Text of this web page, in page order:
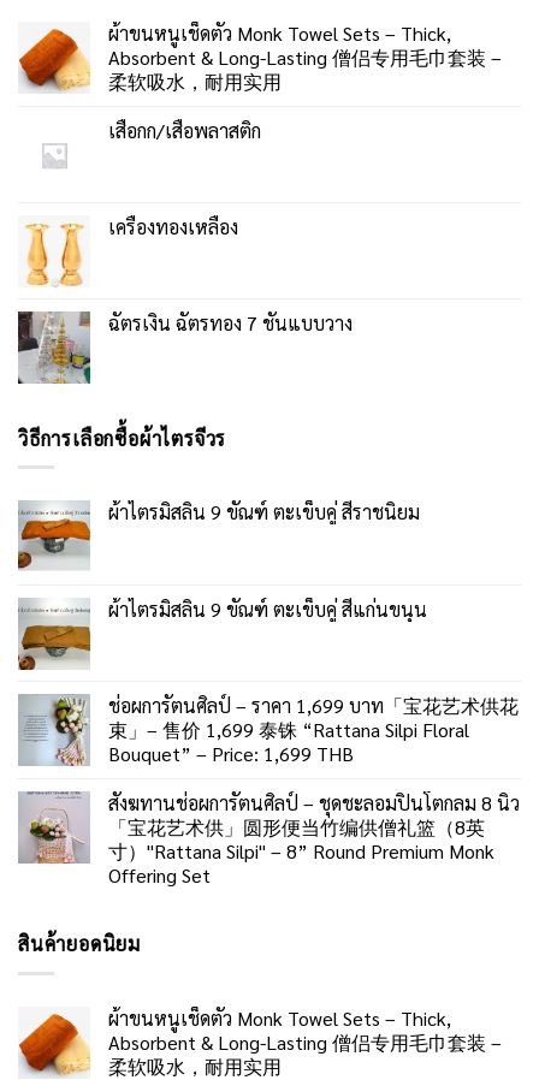
ผ้าขนหนูเช็ดตัว Monk Towel Sets – Thick,
Absorbent & Long-Lasting 僧侣专用毛巾套装 –
柔软吸水，耐用实用
เสื่อกก/เสื่อพลาสติก
เครื่องทองเหลือง
ฉัตรเงิน ฉัตรทอง 7 ชั้นแบบวาง
วิธีการเลือกซื้อผ้าไตรจีวร
ผ้าไตรมิสลิน 9 ขัณฑ์ ตะเข็บคู่ สีราชนิยม
ผ้าไตรมิสลิน 9 ขัณฑ์ ตะเข็บคู่ สีแก่นขนุน
ช่อผการัตนศิลป์ – ราคา 1,699 บาท「宝花艺术供花
束」– 售价 1,699 泰铢 “Rattana Silpi Floral
Bouquet” – Price: 1,699 THB
สังฆทานช่อผการัตนศิลป์ – ชุดชะลอมปิ่นโตกลม 8 นิ้ว
「宝花艺术供」圆形便当竹编供僧礼篮（8英
寸）"Rattana Silpi" – 8” Round Premium Monk
Offering Set
สินค้ายอดนิยม
ผ้าขนหนูเช็ดตัว Monk Towel Sets – Thick,
Absorbent & Long-Lasting 僧侣专用毛巾套装 –
柔软吸水，耐用实用